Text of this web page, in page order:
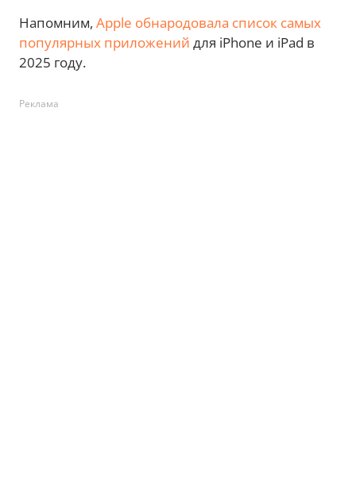
Напомним, Apple обнародовала список самых
популярных приложений для iPhone и iPad в
2025 году.
Реклама